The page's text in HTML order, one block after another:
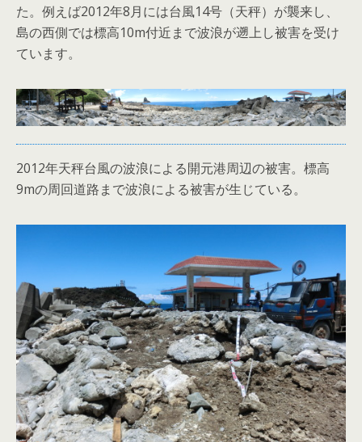
た。例えば2012年8月には台風14号（天秤）が襲来し、
島の西側では標高10m付近まで波浪が遡上し被害を受け
ています。
2012年天秤台風の波浪による開元港周辺の被害。標高
9mの周回道路まで波浪による被害が生じている。